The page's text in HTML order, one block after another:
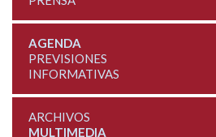
AGENDA
PREVISIONES
INFORMATIVAS
ARCHIVOS
MULTIMEDIA